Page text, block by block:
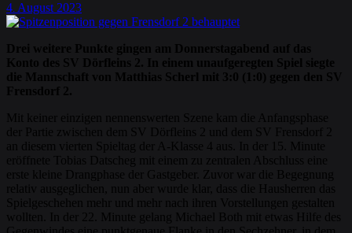
4. August 2023
Drei weitere Punkte gingen am Donnerstagabend auf das
Konto des SV Dörfleins 2. In einem unaufgeregten Spiel siegte
die Mannschaft von Matthias Scherl mit 3:0 (1:0) gegen den SV
Frensdorf 2.
Mit keiner einzigen nennenswerten Szene kam die Anfangsphase
der Partie zwischen dem SV Dörfleins 2 und dem SV Frensdorf 2
an diesem vierten Spieltag der A-Klasse 4 aus. In der 15. Minute
eröffnete Tobias Datscheg mit einem zu zentralen Abschluss eine
erste kleine Drangphase der Gastgeber. Zuvor war die Begegnung
relativ ausgeglichen, nun aber wurde klar, dass die Hausherren das
Spielgeschehen mehr und mehr nach ihren Vorstellungen gestalten
wollten. In der 22. Minute gelang Michael Both mit etwas Hilfe des